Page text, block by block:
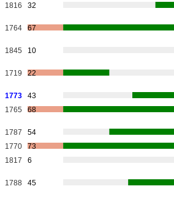
1816 32
1764 67
1845 10
1719 22
1773
43
1765 68
1787
54
1770
73
1817 6
1788 45